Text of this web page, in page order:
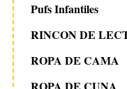
Pufs Infantiles
RINCON DE
ROPA DE CAMA
ROPA DE CUNA